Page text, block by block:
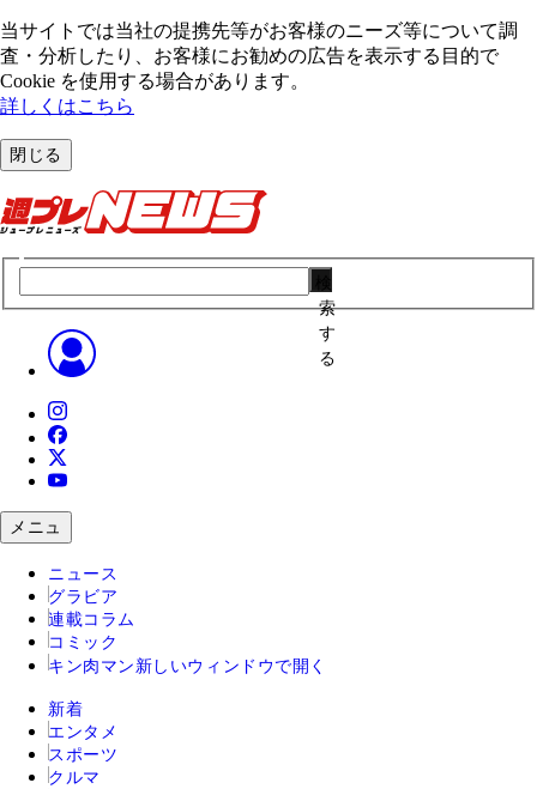
当サイトでは当社の提携先等がお客様のニーズ等について調
査・分析したり、お客様にお勧めの広告を表⽰する⽬的で
Cookie を使⽤する場合があります。
詳しくはこちら
閉じる
索
す
る
メニュ
ニュース
グラビア
連載コラム
コミック
キン肉マン 新しいウィンドウで開く
新着
エンタメ
スポーツ
クルマ